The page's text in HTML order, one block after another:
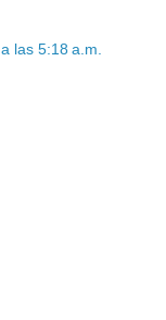
las 5:18 a.m.